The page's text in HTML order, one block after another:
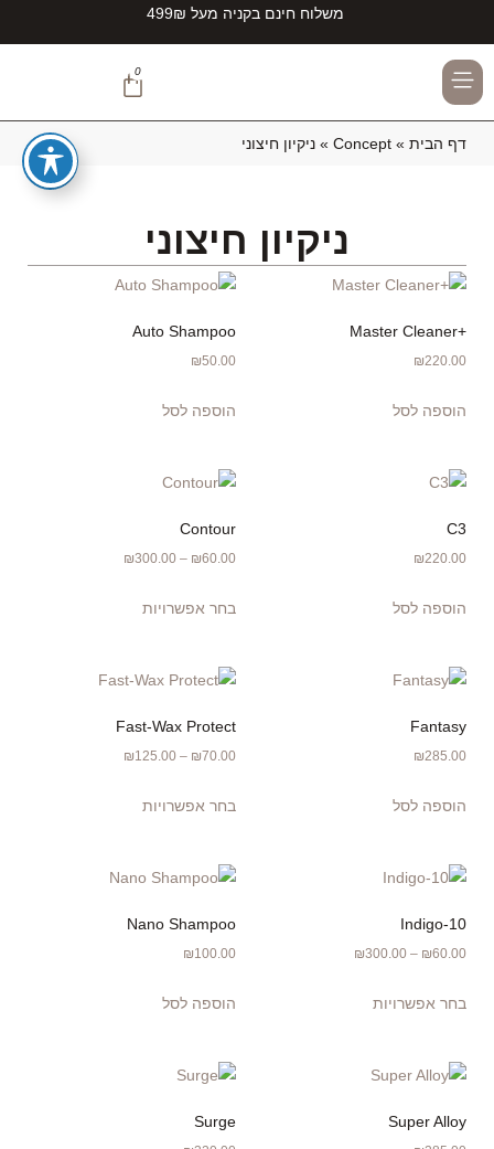
משלוח חינם בקניה מעל 499₪
0
דף הבית »
Concept
» ניקיון חיצוני
ניקיון חיצוני
+Master Cleaner
₪220.00
הוספה לסל
Auto Shampoo
₪50.00
הוספה לסל
C3
₪220.00
הוספה לסל
Contour
₪60.00
–
₪300.00
בחר אפשרויות
Fantasy
₪285.00
הוספה לסל
Fast-Wax Protect
₪70.00
–
₪125.00
בחר אפשרויות
Indigo-10
₪60.00
–
₪300.00
בחר אפשרויות
Nano Shampoo
₪100.00
הוספה לסל
Super Alloy
Surge